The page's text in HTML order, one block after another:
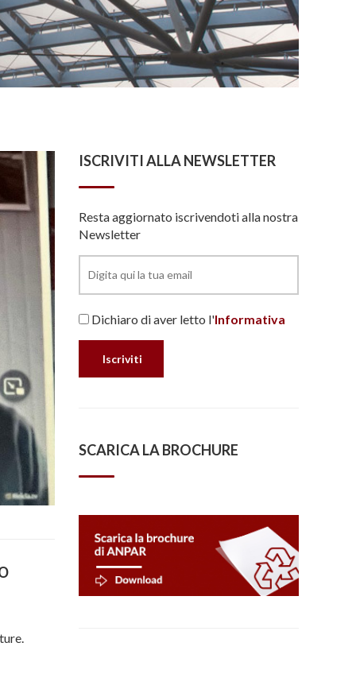
ISCRIVITI ALLA NEWSLETTER
Resta aggiornato iscrivendoti alla nostra
Newsletter
Dichiaro di aver letto l'Informativa
SCARICA LA BROCHURE